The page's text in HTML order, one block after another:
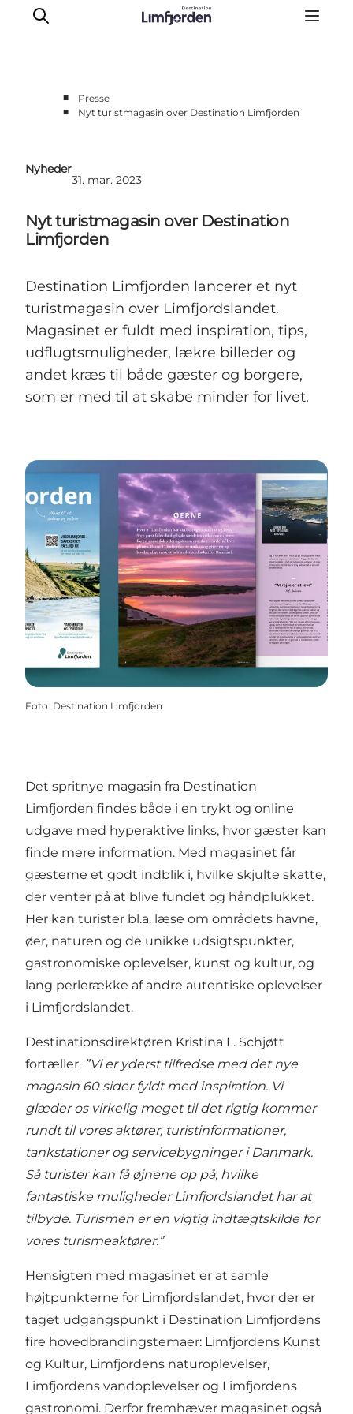
Partner-info
Kontakt
Om Destination Limfjorden
■
Presse
■
Nyt turistmagasin over Destination Limfjorden
Nyheder
31. mar. 2023
Nyt turistmagasin over Destination
Limfjorden
Destination Limfjorden lancerer et nyt
turistmagasin over Limfjordslandet.
Magasinet er fuldt med inspiration, tips,
udflugtsmuligheder, lækre billeder og
andet kræs til både gæster og borgere,
som er med til at skabe minder for livet.
Foto: Destination Limfjorden
Det spritnye magasin fra Destination
Limfjorden findes både i en trykt og online
udgave med hyperaktive links, hvor gæster kan
finde mere information. Med magasinet får
gæsterne et godt indblik i, hvilke skjulte skatte,
der venter på at blive fundet og håndplukket.
Her kan turister bl.a. læse om områdets havne,
øer, naturen og de unikke udsigtspunkter,
gastronomiske oplevelser, kunst og kultur, og
lang perlerække af andre autentiske oplevelser
i Limfjordslandet.
Destinationsdirektøren Kristina L. Schjøtt
fortæller. ”Vi er yderst tilfredse med det nye
magasin 60 sider fyldt med inspiration. Vi
glæder os virkelig meget til det rigtig kommer
rundt til vores aktører, turistinformationer,
tankstationer og servicebygninger i Danmark.
Så turister kan få øjnene op på, hvilke
fantastiske muligheder Limfjordslandet har at
tilbyde. Turismen er en vigtig indtægtskilde for
vores turismeaktører.”
Hensigten med magasinet er at samle
højtpunkterne for Limfjordslandet, hvor der er
taget udgangspunkt i Destination Limfjordens
fire hovedbrandingstemaer: Limfjordens Kunst
og Kultur, Limfjordens naturoplevelser,
Limfjordens vandoplevelser og Limfjordens
gastronomi. Derfor fremhæver magasinet også